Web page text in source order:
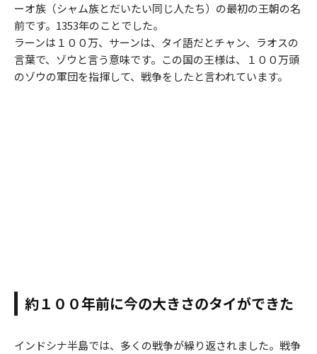
ーオ族（シャム族とだいたい同じ人たち）の最初の王朝の名
前です。1353年のことでした。
ラーンは１００万、サーンは、タイ語だとチャン、ラオスの
言葉で、ゾウと言う意味です。この国の王様は、１００万頭
のゾウの軍団を指揮して、戦争をしたと言われています。
約１００年前に今の大きさのタイができた
インドシナ半島では、多くの戦争が繰り返されました。戦争